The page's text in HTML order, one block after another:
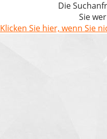
Die
Sie
Klicken Sie hier, wenn Sie